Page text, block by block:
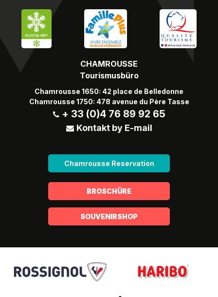
CHAMROUSSE
Tourismusbüro
Chamrousse 1650: 42 place de Belledonne
Chamrousse 1750: 478 avenue du Père Tasse
+ 33 (0)4 76 89 92 65
Kontakt by E-mail
Chamrousse Reservation
BROSCHÜRE
SOUVENIRSHOP